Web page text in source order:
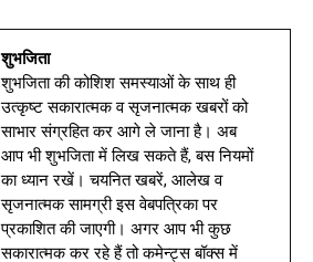
शुभजिता
शुभजिता की कोशिश समस्याओं के साथ ही
उत्कृष्ट सकारात्मक व सृजनात्मक खबरों को
साभार संग्रहित कर आगे ले जाना है। अब
आप भी शुभजिता में लिख सकते हैं, बस नियमों
का ध्यान रखें। चयनित खबरें, आलेख व
सृजनात्मक सामग्री इस वेबपत्रिका पर
प्रकाशित की जाएगी। अगर आप भी कुछ
सकारात्मक कर रहे हैं तो कमेन्ट्स बॉक्स में